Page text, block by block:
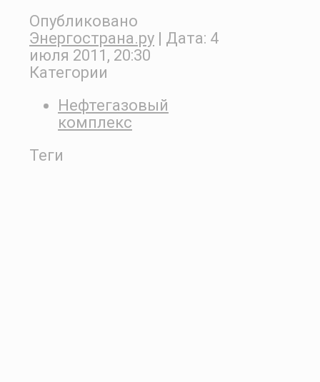
Опубликовано
Энергострана.ру | Дата: 4
июля 2011, 20:30
Категории
Нефтегазовый
комплекс
Теги